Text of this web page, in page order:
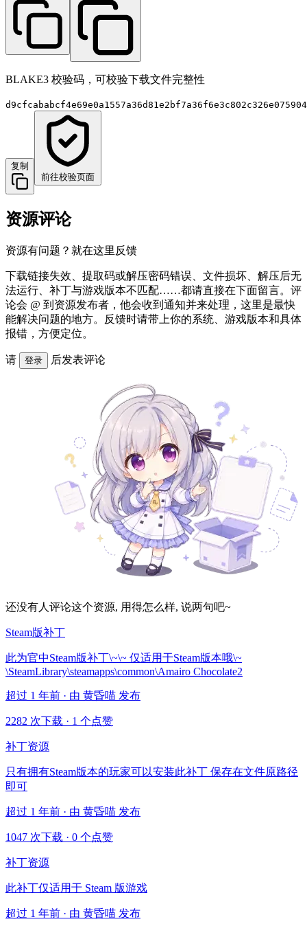
BLAKE3 校验码，可校验下载文件完整性
复制
前往校验页面
资源评论
资源有问题？就在这里反馈
下载链接失效、提取码或解压密码错误、文件损坏、解压后无
法运行、补丁与游戏版本不匹配……都请直接在下面留言。评
论会 @ 到资源发布者，他会收到通知并来处理，这里是最快
能解决问题的地方。反馈时请带上你的系统、游戏版本和具体
报错，方便定位。
请 登录 后发表评论
还没有人评论这个资源, 用得怎么样, 说两句吧~
Steam版补丁
此为官中Steam版补丁\~\~ 仅适用于Steam版本哦\~
\SteamLibrary\steamapps\common\Amairo Chocolate2
超过 1 年前 · 由 黄昏喵 发布
2282 次下载 · 1 个点赞
补丁资源
只有拥有Steam版本的玩家可以安装此补丁 保存在文件原路径
即可
超过 1 年前 · 由 黄昏喵 发布
1047 次下载 · 0 个点赞
补丁资源
此补丁仅适用于 Steam 版游戏
超过 1 年前 · 由 黄昏喵 发布